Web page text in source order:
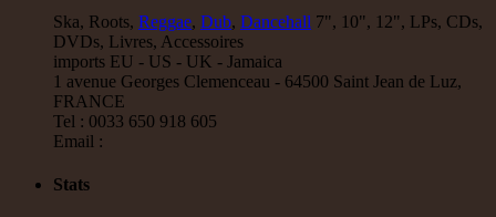
Dhoko Eu
Sons Of Manji Marky Lyrical
Waache Watoto Wacheze - Hear The Cry
Reggae Hit
15.95€
Ska, Roots, Reggae, Dub, Dancehall 7", 10", 12", LPs, CDs,
DVDs, Livres, Accessoires
imports EU - US - UK - Jamaica
1 avenue Georges Clemenceau - 64500 Saint Jean de Luz,
FRANCE
Tel : 0033 650 918 605
Email :
Stats